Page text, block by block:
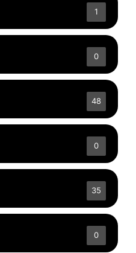
1
0
48
0
35
0